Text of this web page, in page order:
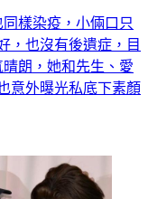
樣染疫，小倆口只
，也沒有後遺症，目
朗，她和先生、愛
意外曝光私底下素顏